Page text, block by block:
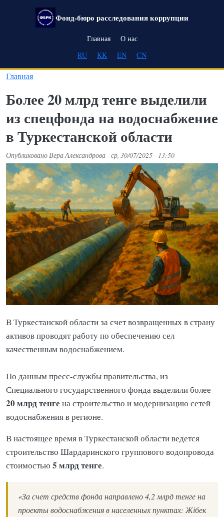
Перейти к основному содержанию
Фонд-бюро расследования коррупции
Main navigation
Главная
О нас
RU
KK EN CN
Главная
Более 20 млрд тенге выделили
из спецфонда на водоснабжение
в Туркестанской области
ОпубликованоВера Александрова- ср, 30/07/2025 - 13:50
В Туркестанской области за счет возвращенных в страну
активов проводят работу по обеспечению сел
качественным водоснабжением.
По данным пресс-службы правительства, из
Специального государственного фонда выделили более
20 млрд тенге на строительство и модернизацию сетей
водоснабжения в регионе.
В настоящее время в Туркестанской области ведется
строительство Шардаринского группового водопровода
стоимостью 5 млрд тенге.
«За счет средств фонда направлено 4,2 млрд тенге на
проекты водоснабжения в населенных пунктах: Жібек